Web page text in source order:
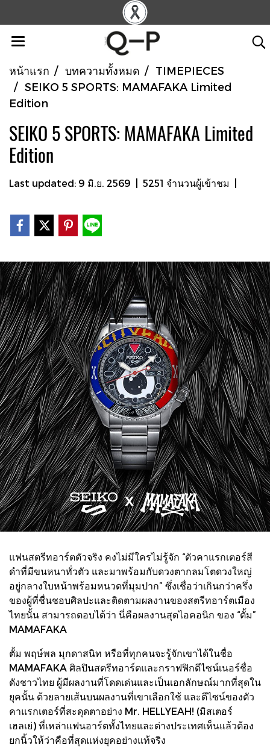
หน้าแรก บทความทั้งหมด
TIMEPIECES
SEIKO 5 SPORTS: MAMAFAKA Limited
Edition
SEIKO 5 SPORTS: MAMAFAKA Limited
Edition
Last updated: 9 มิ.ย. 2569 5251 จำนวนผู้เข้าชม
แฟนสตรีทอาร์ตตัวจริง คงไม่มีใครไม่รู้จัก “ตัวคาแรกเตอร์สี
ดำที่มีขนหนาทั่วตัว และมาพร้อมกับดวงตากลมโตดวงใหญ่
อยู่กลางใบหน้าพร้อมหนวดที่มุมปาก” ซึ่งเชื่อว่าเกินกว่าครึ่ง
ของผู้ที่ชื่นชอบศิลปะและติดตามผลงานของสตรีทอาร์ตเมือง
ไทยนั้น สามารถตอบได้ว่า นี่คือผลงานสุดไอคอนิก ของ “ตั้ม”
MAMAFAKA
ตั้ม พฤษ์พล มุกดาสนิท หรือที่ทุกคนจะรู้จักเขาได้ในชื่อ
MAMAFAKA ศิลปินสตรีทอาร์ตและกราฟฟิกดีไซน์เนอร์ชื่อ
ดังชาวไทย ผู้มีผลงานที่โดดเด่นและเป็นเอกลักษณ์มากที่สุดใน
ยุคนั้น ด้วยลายเส้นบนผลงานที่เขาเลือกใช้ และดีไซน์ของตัว
คาแรกเตอร์ที่สะดุดตาอย่าง Mr. HELLYEAH! (มิสเตอร์
เฮลเย่) ที่เหล่าแฟนอาร์ตทั้งไทยและต่างประเทศเห็นแล้วต้อง
ยกนิ้วให้ว่าคือที่สุดแห่งยุคอย่างแท้จริง